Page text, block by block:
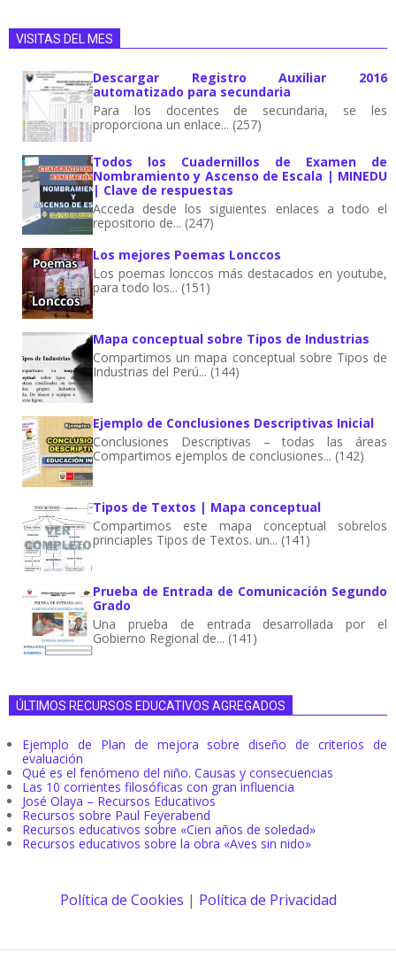
VISITAS DEL MES
Descargar Registro Auxiliar 2016
automatizado para secundaria
Para los docentes de secundaria, se les
proporciona un enlace... (257)
Todos los Cuadernillos de Examen de
Nombramiento y Ascenso de Escala | MINEDU
| Clave de respuestas
Acceda desde los siguientes enlaces a todo el
repositorio de... (247)
Los mejores Poemas Lonccos
Los poemas lonccos más destacados en youtube,
para todo los... (151)
Mapa conceptual sobre Tipos de Industrias
Compartimos un mapa conceptual sobre Tipos de
Industrias del Perú... (144)
Ejemplo de Conclusiones Descriptivas Inicial
Conclusiones Descriptivas – todas las áreas
Compartimos ejemplos de conclusiones... (142)
Tipos de Textos | Mapa conceptual
Compartimos este mapa conceptual sobrelos
princiaples Tipos de Textos. un... (141)
Prueba de Entrada de Comunicación Segundo
Grado
Una prueba de entrada desarrollada por el
Gobierno Regional de... (141)
ÚLTIMOS RECURSOS EDUCATIVOS AGREGADOS
Ejemplo de Plan de mejora sobre diseño de criterios de
evaluación
Qué es el fenómeno del niño. Causas y consecuencias
Las 10 corrientes filosóficas con gran influencia
José Olaya – Recursos Educativos
Recursos sobre Paul Feyerabend
Recursos educativos sobre «Cien años de soledad»
Recursos educativos sobre la obra «Aves sin nido»
Política de Cookies | Política de Privacidad